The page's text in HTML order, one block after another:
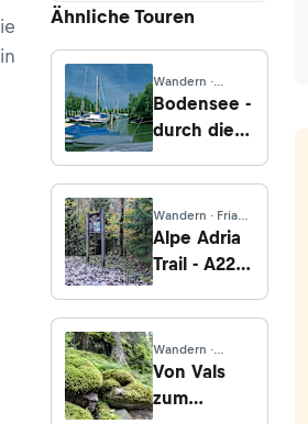
Ähnliche Touren
Wandern ·
Vorarlberg
Bodensee -
durch die
Badeplatz
Wandern · Friaul-
Julisch Venetien
Alpe Adria
Trail - A22:
Bovec
Wandern ·
Graubünden
Von Vals
zum